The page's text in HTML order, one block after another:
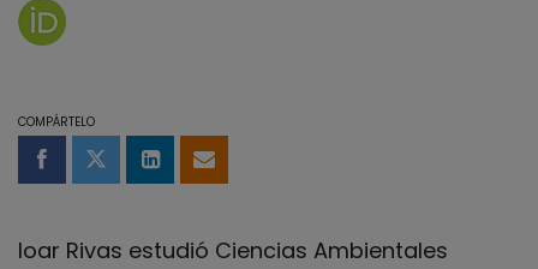
COMPÁRTELO
Compartir en Facebook
Compartir en Twitter
Compartir en LinkedIn
Compartir por email
Ioar Rivas estudió Ciencias Ambientales